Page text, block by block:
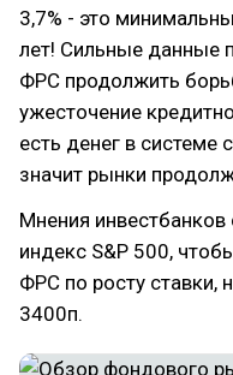
3,7% - это
лет! Сильные данные
ФРС продолжить
ужесточение
есть денег в системе
значит рынки
Мнения
индекс S&P 500,
ФРС по росту ставки,
3400п.